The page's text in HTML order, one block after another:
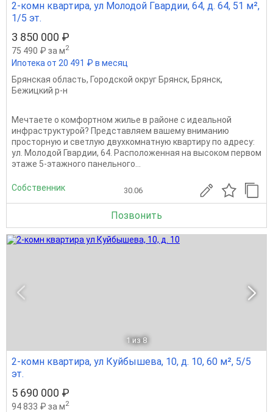
2-комн квартира, ул Молодой Гвардии, 64, д. 64, 51 м²,
1/5 эт.
3 850 000 ₽
75 490 ₽ за м2
Ипотека от 20 491 ₽ в месяц
Брянская область, Городской округ Брянск, Брянск,
Бежицкий р-н
Мечтаете о комфортном жилье в районе с идеальной
инфраструктурой? Представляем вашему вниманию
просторную и светлую двухкомнатную квартиру по адресу:
ул. Молодой Гвардии, 64. Расположенная на высоком первом
этаже 5-этажного панельного...
Собственник 30.06
Позвонить
1 из 8
2-комн квартира, ул Куйбышева, 10, д. 10, 60 м², 5/5
эт.
5 690 000 ₽
94 833 ₽ за м2